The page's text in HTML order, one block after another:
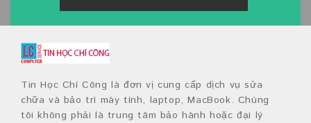
Tin Học Chí Công là đơn vị cung cấp dịch vụ sửa
chữa và bảo trì máy tính, laptop, MacBook. Chúng
tôi không phải là trung tâm bảo hành hoặc đại lý